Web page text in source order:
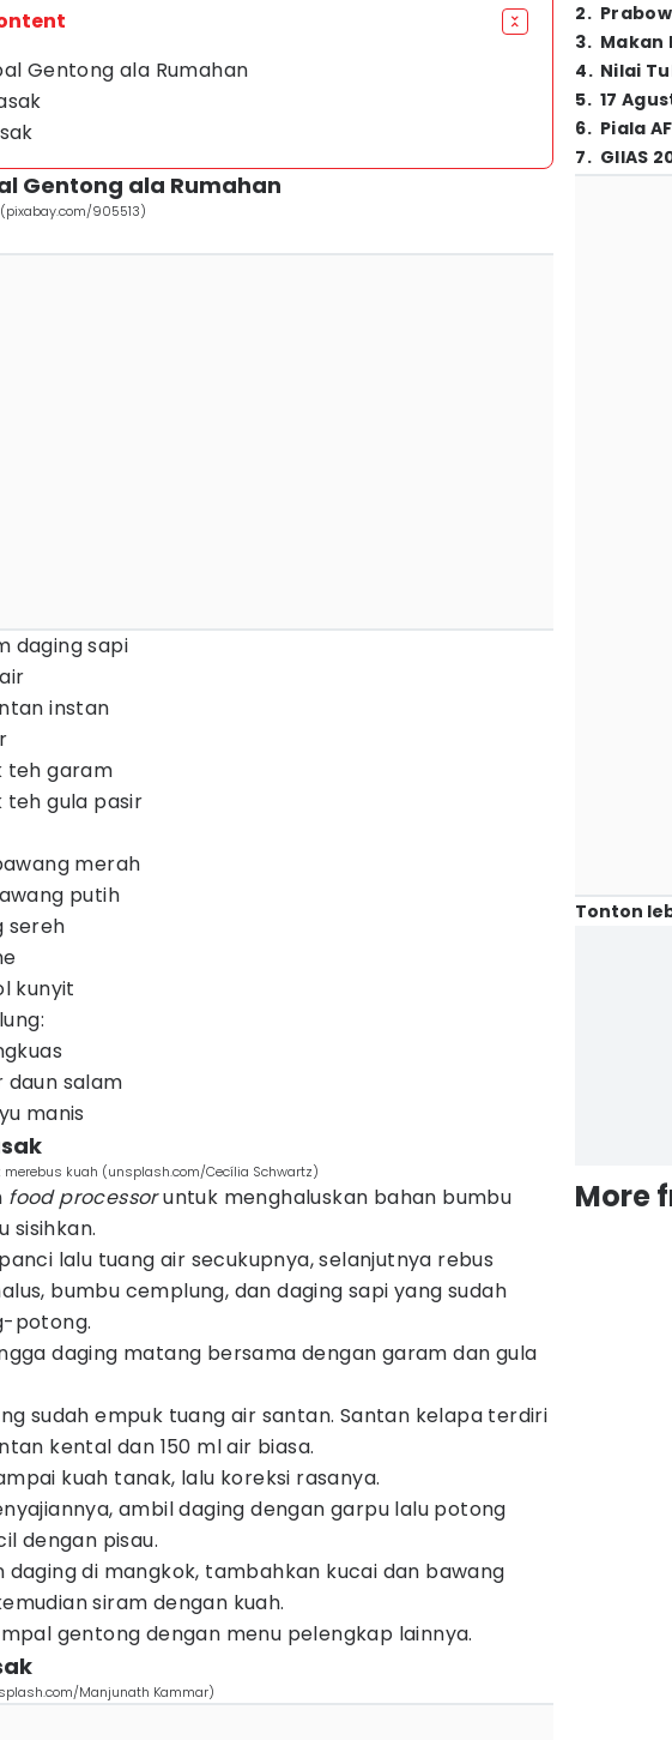
Gentong ala Rumahan
Gentong ala Rumahan
905513)
daging sapi
instan
teh garam
teh gula pasir
merah
putih
sereh
kunyit
daun salam
manis
kuah (unsplash.com/Cecília Schwartz)
food processoruntuk menghaluskan bahan bumbu
sisihkan.
lalu tuang air secukupnya, selanjutnya rebus
bumbu cemplung, dan daging sapi yang sudah
potong.
daging matang bersama dengan garam dan gula
sudah empuk tuang air santan. Santan kelapa terdiri
kental dan 150 ml air biasa.
kuah tanak, lalu koreksi rasanya.
ambil daging dengan garpu lalu potong
dengan pisau.
daging di mangkok, tambahkan kucai dan bawang
siram dengan kuah.
gentong dengan menu pelengkap lainnya.
Manjunath Kammar)
2.
3. Makan
4. Nilai
5. 17
6. Piala
7. GIIAS
Tonton
More